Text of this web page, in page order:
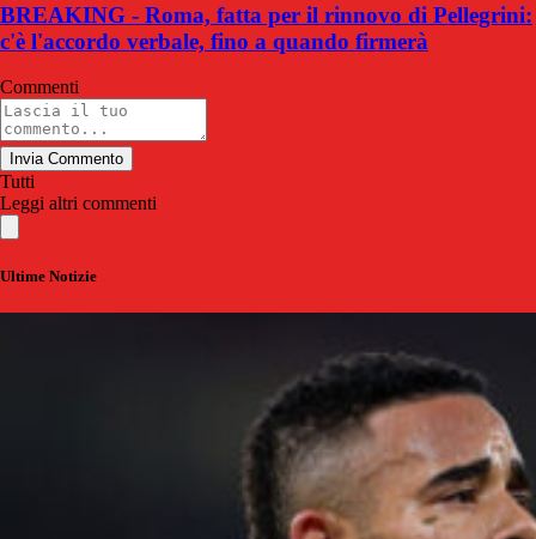
BREAKING - Roma, fatta per il rinnovo di Pellegrini:
c'è l'accordo verbale, fino a quando firmerà
Commenti
Invia Commento
Tutti
Leggi altri commenti
Ultime Notizie